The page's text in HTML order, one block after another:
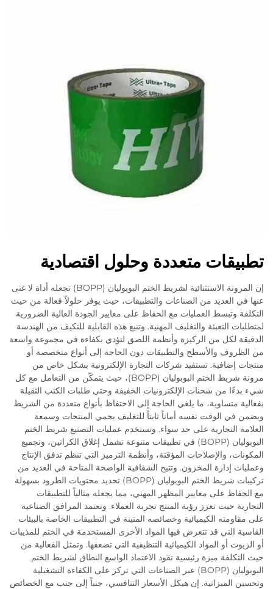
تطبيقات متعددة وحلول اقتصادية
إن المرونة الاستثنائية لشريط الختم البوبوليان (BOPP) تجعله أداة لا غنى
عنها في العديد من الصناعات والتطبيقات، حيث يوفر حلولاً فعالة من حيث
التكلفة وتبسط العمليات مع الحفاظ على معايير الجودة العالية الضرورية
لمتطلبات التعبئة والتغليف المهنية. وتنبع هذه القابلية للتكيف من الهندسة
الدقيقة لكل من الركيزة وأنظمة اللصق لتؤدي بكفاءة في مجموعة واسعة
من الظروف والأسطح والتطبيقات دون الحاجة إلى أنواع متخصصة أو
منتجات إضافية. تستفيد شركات التجارة الإلكترونية بشكل خاص من
مرونة شريط الختم البوبوليان (BOPP)، حيث يتمكّن من التعامل مع كل
شيء بدءًا من شحنات الإلكترونيات الخفيفة وحتى طلبات الكتب الثقيلة
بفعالية متساوية، ما يلغي الحاجة إلى الاحتفاظ بأنواع متعددة من الشريط
ويضمن في الوقت نفسه أماناً ثابتاً للتغليف يحمي المنتجات وسمعة
العلامة التجارية على حد سواء. وتستخدم عمليات التصنيع شريط الختم
البوبوليان (BOPP) في تطبيقات متنوعة تشمل إغلاق الكراتين، وتجميع
المكونات، والإصلاحات المؤقتة، وأنظمة الترميز التي تنظم تدفق الإنتاج
وعمليات إدارة المخزون. وتتيح الشفافية الواضحة المتاحة في العديد من
تركيبات شريط الختم البوبوليان (BOPP) تحديد محتويات الطرود بسهولة
مع الحفاظ على معايير المظهر المهني، مما يجعله مثالياً للتطبيقات
التجارية حيث تعزز رؤية المنتج تجربة العملاء. وتعتمد المرافق الصناعية
على مقاومته الكيميائية وخصائصه المتينة في التطبيقات الخاصة بالبيئات
القاسية التي قد تتعرض فيها المواد الأخرى المستخدمة في الختم للمذيبات
أو الزيوت أو المواد الكيميائية التنظيفية التي تضعفها. وتمثل الفعالية من
حيث التكلفة ميزة رئيسية تقود الاعتماد الواسع النطاق لشريط الختم
البوبوليان (BOPP) عبر الصناعات التي تركز على الكفاءة التشغيلية
وتحسين الميزانية. إن هيكل الأسعار التنافسي، جنباً إلى جنب مع الخصائص